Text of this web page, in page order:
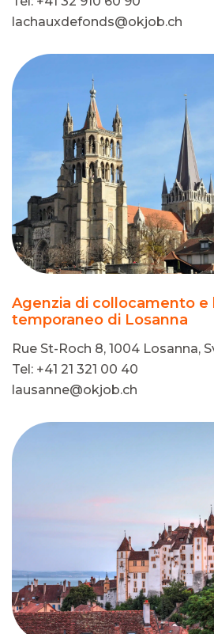
lachauxdefonds@okjob.ch
Agenzia di collocamento e
temporaneo di Losanna
Rue St-Roch 8, 1004 Losanna,
Tel: +41 21 321 00 40
lausanne@okjob.ch